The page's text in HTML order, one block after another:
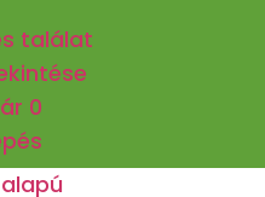
találat
0